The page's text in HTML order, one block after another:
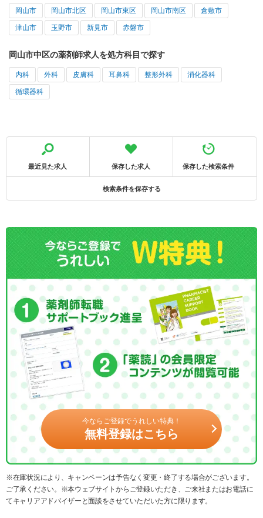
岡山市 岡山市北区 岡山市東区 岡山市南区 倉敷市
津山市 玉野市 新見市 赤磐市
岡山市中区の薬剤師求人を処方科目で探す
内科 外科 皮膚科 耳鼻科 整形外科 消化器科
循環器科
最近見た求人 保存した求人 保存した検索条件
検索条件を保存する
今ならご登録でうれしい特典！
無料登録はこちら
※在庫状況により、キャンペーンは予告なく変更・終了する場合がございます。
ご了承ください。※本ウェブサイトからご登録いただき、ご来社またはお電話に
てキャリアアドバイザーと面談をさせていただいた方に限ります。